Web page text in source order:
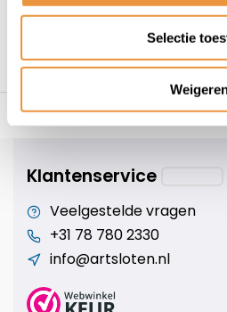
Selectie
voor uw tweewieler Snelle
Klantenservice
Veelgestelde vragen
+31 78 780 2330
info@artsloten.nl